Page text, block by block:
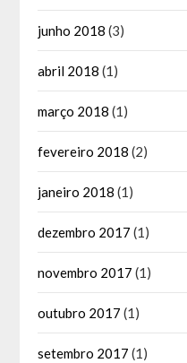
junho 2018 (3)
abril 2018 (1)
março 2018 (1)
fevereiro 2018 (2)
janeiro 2018 (1)
dezembro 2017 (1)
novembro 2017 (1)
outubro 2017 (1)
setembro 2017 (1)